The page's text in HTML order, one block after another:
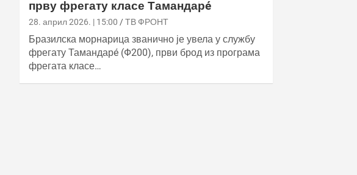
прву фрегату класе Тамандарé
28. април 2026. | 15:00 ТВ ФРОНТ
Бразилска морнарица званично је увела у службу
фрегату Тамандарé (Ф200), први брод из програма
фрегата класе…